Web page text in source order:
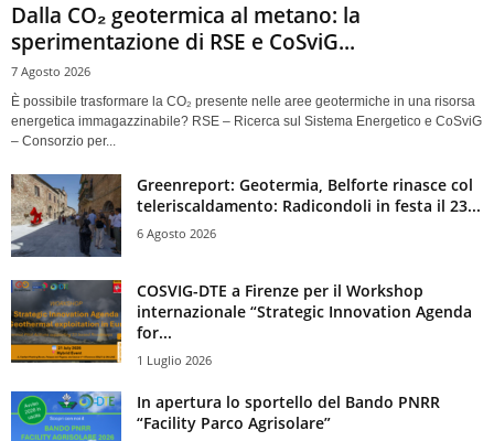
Dalla CO₂ geotermica al metano: la
sperimentazione di RSE e CoSviG...
7 Agosto 2026
È possibile trasformare la CO₂ presente nelle aree geotermiche in una risorsa
energetica immagazzinabile? RSE – Ricerca sul Sistema Energetico e CoSviG
– Consorzio per...
Greenreport: Geotermia, Belforte rinasce col
teleriscaldamento: Radicondoli in festa il 23...
6 Agosto 2026
COSVIG-DTE a Firenze per il Workshop
internazionale “Strategic Innovation Agenda
for...
1 Luglio 2026
In apertura lo sportello del Bando PNRR
“Facility Parco Agrisolare”